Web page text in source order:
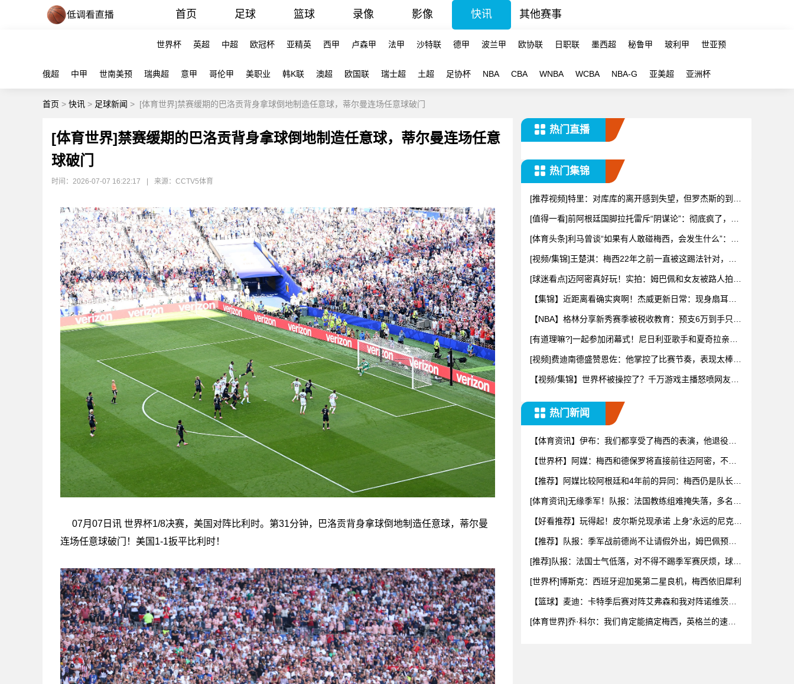
首页 足球 篮球 录像 影像 快讯 其他赛事
世界杯 英超 中超 欧冠杯 亚精英 西甲 卢森甲 法甲 沙特联 德甲 波兰甲 欧协联 日职联 墨西超 秘鲁甲 玻利甲 世亚预
俄超 中甲 世南美预 瑞典超 意甲 哥伦甲 美职业 韩K联 澳超 欧国联 瑞士超 土超 足协杯 NBA CBA WNBA WCBA NBA-G 亚美超 亚洲杯
首页 > 快讯 > 足球新闻 > [体育世界]禁赛缓期的巴洛贡背身拿球倒地制造任意球，蒂尔曼连场任意球破门
[体育世界]禁赛缓期的巴洛贡背身拿球倒地制造任意球，蒂尔曼连场任意
球破门
时间：2026-07-07 16:22:17 来源：CCTV5体育
07月07日讯 世界杯1/8决赛，美国对阵比利时。第31分钟，巴洛贡背身拿球倒地制造任意球，蒂尔曼
连场任意球破门！美国1-1扳平比利时！
热门直播
热门集锦
[推荐视频]特里：对库库的离开感到失望，但罗杰斯的到来
[值得一看]前阿根廷国脚拉托雷斥“阴谋论”：彻底疯了，典
[体育头条]利马曾谈“如果有人敢碰梅西，会发生什么”：这
[视频/集锦]王楚淇：梅西22年之前一直被这踢法针对，铁
[球迷看点]迈阿密真好玩！实拍：姆巴佩和女友被路人拍到
【集锦】近距离看确实爽啊！杰威更新日常：现身扇耳光
【NBA】格林分享新秀赛季被税收教育：预支6万到手只有
[有道理嘛?]一起参加闭幕式！尼日利亚歌手和夏奇拉亲切
[视频]费迪南德盛赞恩佐：他掌控了比赛节奏，表现太棒
【视频/集锦】世界杯被操控了？千万游戏主播怒喷网友：
热门新闻
【体育资讯】伊布：我们都享受了梅西的表演，他退役那
【世界杯】阿媒：梅西和德保罗将直接前往迈阿密，不会
【推荐】阿媒比较阿根廷和4年前的异同：梅西仍是队长，
[体育资讯]无缘季军！队报：法国教练组难掩失落，多名球
【好看推荐】玩得起！皮尔斯兑现承诺 上身“永远的尼克
【推荐】队报：季军战前德尚不让请假外出，姆巴佩预计
[推荐]队报：法国士气低落，对不得不踢季军赛厌烦，球员
[世界杯]博斯克：西班牙迎加冕第二星良机，梅西依旧犀利
【篮球】麦迪：卡特季后赛对阵艾弗森和我对阵诺维茨基
[体育世界]乔·科尔：我们肯定能搞定梅西，英格兰的速度